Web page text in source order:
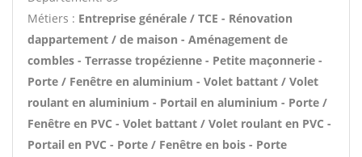
Métiers : Entreprise générale / TCE - Rénovation
dappartement / de maison - Aménagement de
combles - Terrasse tropézienne - Petite maçonnerie -
Porte / Fenêtre en aluminium - Volet battant / Volet
roulant en aluminium - Portail en aluminium - Porte /
Fenêtre en PVC - Volet battant / Volet roulant en PVC -
Portail en PVC - Porte / Fenêtre en bois - Porte